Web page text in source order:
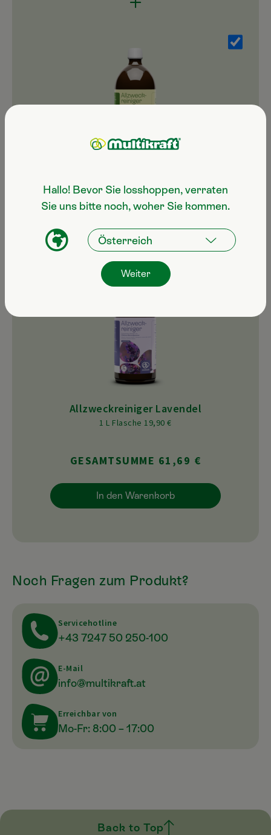
1 L Flasche 19,90 €
Allzweckreiniger Lavendel
1 L Flasche 19,90 €
GESAMTSUMME 61,69 €
In den Warenkorb
Noch Fragen zum Produkt?
Servicehotline
+43 7247 50 250-100
E-Mail
info@multikraft.at
Erreichbar von
Mo-Fr: 8:00 – 17:00
Back to Top
Hallo! Bevor Sie losshoppen, verraten
Sie uns bitte noch, woher Sie kommen.
Weiter